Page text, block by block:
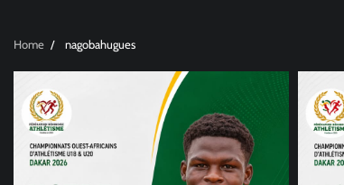
Home nagobahugues